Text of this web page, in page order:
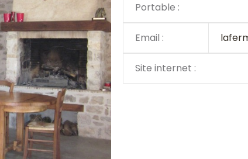
Portable :
Email :
Site internet :